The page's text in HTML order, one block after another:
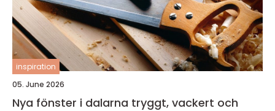
inspiration
05. June 2026
Nya fönster i dalarna tryggt, vackert och